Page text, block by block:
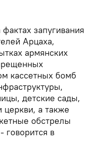
запугивания
Арцаха,
армянских
кассетных бомб
детские сады,
а также
обстрелы
говорится в